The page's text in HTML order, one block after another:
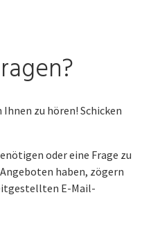
zu hören! Schicken
oder eine Frage zu
haben, zögern
E-Mail-